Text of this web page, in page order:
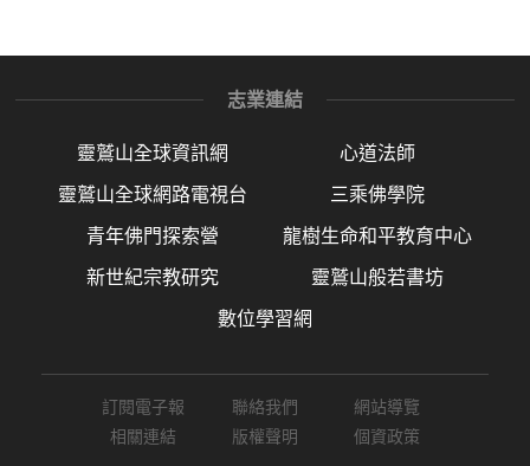
志業連結
靈鷲山全球資訊網 心道法師
靈鷲山全球網路電視台 三乘佛學院
青年佛門探索營 龍樹生命和平教育中心
新世紀宗教研究 靈鷲山般若書坊
數位學習網
訂閱電子報 聯絡我們
網站導覽
相關連結
版權聲明 個資政策